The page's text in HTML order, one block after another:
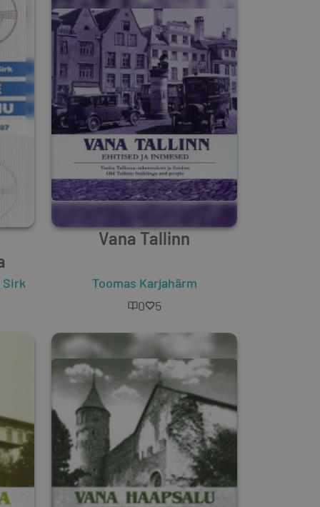
Sirk
Vana Tallinn
Toomas Karjahärm
0
5